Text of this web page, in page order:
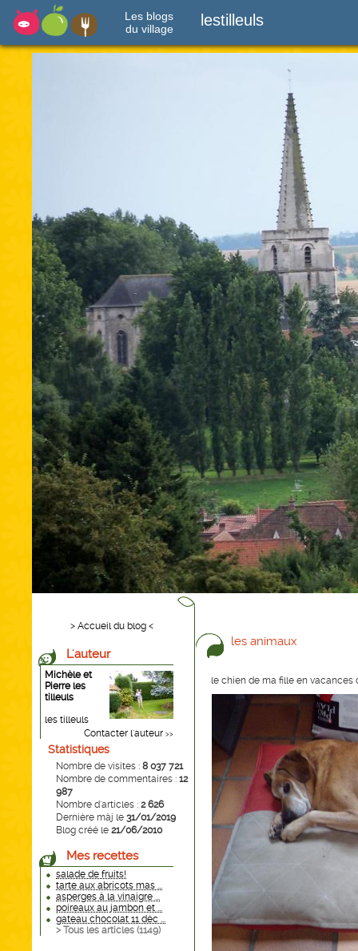
Les blogs
du village
lestilleuls
> Accueil du blog <
L'auteur
Michèle et
Pierre les
tilleuls
les tilleuls
Contacter l'auteur >>
Statistiques
Nombre de visites : 8 037 721
Nombre de commentaires : 12
987
Nombre d'articles : 2 626
Dernière màj le 31/01/2019
Blog créé le 21/06/2010
Mes recettes
salade de fruits!
tarte aux abricots mas ...
asperges à la vinaigre ...
poireaux au jambon et ...
gateau chocolat 11 déc ...
> Tous les articles (1149)
les animaux
le chien de ma fille en vacances